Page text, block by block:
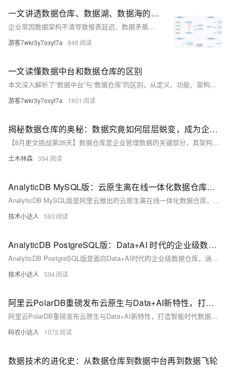
一文讲透数据仓库、数据湖、数据海的区别
企业常因数据架构不清导致报表延迟、数据矛盾、利用困难。核心解法是构建数据仓库（高效分析）、数据湖（灵活存储原始数据）和数据海（全局集成）。三者各有适用场景，需根据业务需求选择，常共存互补，助力数据驱动决策。
游客7wkr3y7oxyt7a 848
一文读懂数据中台和数据仓库的区别
本文深入解析了“数据中台”与“数据仓库”的区别，从定义、功能、架构设计、数据处理、应用场景等多个维度进行对比，帮助企业更清晰地理解二者的核心差异与适用场景。数据仓库重在存储与分析历史数据，服务于高层决策；数据中台则强调数据的实时处理与服务化输出，直接赋能一线业务。文章还结合企业规模、业务需求与技术能力，给出了选型建议，助力企业在数字化转型中做出更科学的选择。
游客7wkr3y7oxyt7a 1801
揭秘数据仓库的奥秘：数据究竟如何层层蜕变，成为企业决策的智慧源泉？
【8月更文挑战第26天】数据仓库是企业管理数据的关键部分，其架构直接影响数据效能。通过分层管理海量数据，提高处理灵活性及数据一致性和安全性。主要包括：数据源层（原始数据）、ETL层（数据清洗与转换）、数据仓库层（核心存储与管理）及数据服务层（提供分析服务）。各层协同工作，支持高效数据管理。未来，随着技术和业务需求的变化，数仓架构将持续优化。
土木林森 394
AnalyticDB MySQL版：云原生离在线一体化数据仓库支持实时业务决策
AnalyticDB MySQL版是阿里云推出的云原生离在线一体化数据仓库，支持实时业务决策。产品定位为兼具数据库应用性和大数据处理能力的数仓，适用于大规模数据分析场景。核心技术包括混合负载、异构加速、智能弹性与硬件优化及AI集成，支持流批一体架构和物化视图等功能，帮助用户实现高效、低成本的数据处理与分析。通过存算分离和智能调度，AnalyticDB MySQL可在复杂查询和突发流量下提供卓越性能，并结合AI技术提升数据价值挖掘能力。
技术小达人 583
AnalyticDB PostgreSQL版：Data+AI 时代的企业级数据仓库
AnalyticDB PostgreSQL版是面向Data+AI时代的企业级数据仓库，涵盖产品架构、核心技术、客户案例及功能发布四大部分。产品架构包括数据分析和AI/ML的存储与计算优化；核心技术涉及高性能实时引擎Beam、向量化执行引擎Laser及优化器Orca；客户案例展示了丝芙兰和领跑汽车的应用；新功能如pgsearch全文检索和In-Database AI/ML进一步提升了性能与易用性。
技术小达人 594
阿里云PolarDB重磅发布云原生与Data+AI新特性，打造智能时代数据引擎
阿里云PolarDB重磅发布云原生与Data+AI新特性，打造智能时代数据引擎
码农小达人 1072
数据技术的进化史：从数据仓库到数据中台再到数据飞轮